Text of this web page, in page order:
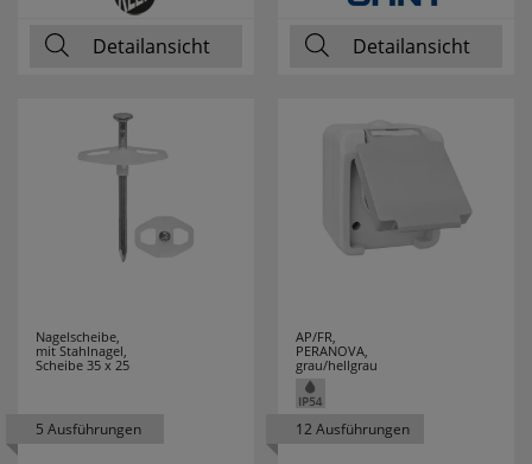
Detailansicht Detailansicht
Nagelscheibe,
mit Stahlnagel,
Scheibe 35 x 25
5 Ausführungen
AP/FR,
PERANOVA,
grau/hellgrau
12 Ausführungen